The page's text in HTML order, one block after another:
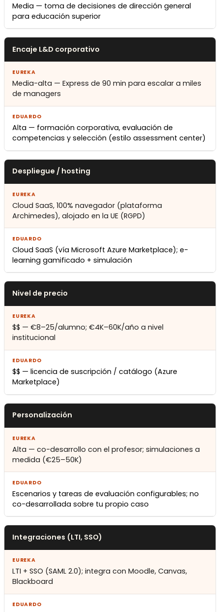
Media — toma de decisiones de dirección general
para educación superior
Encaje L&D corporativo
Media-alta — Express de 90 min para escalar a miles
de managers
Alta — formación corporativa, evaluación de
competencias y selección (estilo assessment center)
Despliegue / hosting
Cloud SaaS, 100% navegador (plataforma
Archimedes), alojado en la UE (RGPD)
Cloud SaaS (vía Microsoft Azure Marketplace); e-
learning gamificado + simulación
Nivel de precio
$$ — €8–25/alumno; €4K–60K/año a nivel
institucional
$$ — licencia de suscripción / catálogo (Azure
Marketplace)
Personalización
Alta — co-desarrollo con el profesor; simulaciones a
medida (€25–50K)
Escenarios y tareas de evaluación configurables; no
co-desarrollada sobre tu propio caso
Integraciones (LTI, SSO)
LTI + SSO (SAML 2.0); integra con Moodle, Canvas,
Blackboard